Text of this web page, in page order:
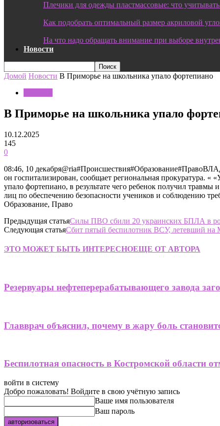
Плечики для одежды пластмассовые: что
Как подобрать оптимальный размер акриловой
На что надо обращать внимание при выборе
Новости
Домой Новости В Приморье на школьника упало фортепиано
В Приморье на школьника упало
10.12.2025
145
0
08:46, 10
он госпитализирован, сообщает региональная прокуратура. «
упало фортепиано, в результате чего ребенок получил
лиц по обеспечению безопасности учеников и соблюдению
Образование, Право
Предыдущая статьяСилы ПВО сбили 20 украинских БПЛА в
Следующая статьяСбит пятый беспилотник ВСУ, летевший на
ЭТО МОЖЕТ БЫТЬ ИНТЕРЕСНОЕЩЕ ОТ АВТОРА
Резервуары нефтеперерабатывающего завода
Главврач объяснил, почему в жару боль
Беспилотная опасность в Костромской области
войти в систему
Добро пожаловать! Войдите в свою учётную запись
Ваше имя пользователя
Ваш пароль